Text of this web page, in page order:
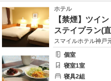
ホテル
【禁煙】ツイ
ステイプラン(
スマイルホテル神戸
個室
寝室1室
寝具2組